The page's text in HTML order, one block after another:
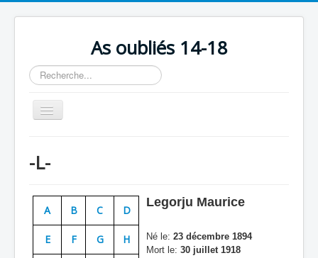
As oubliés 14-18
Rechercher
Basculer
la
Chronologie
Escadrilles
Organisation
Avions
-L-
A B C D
E F G H
Legorju Maurice
Né le: 23 décembre 1894
Mort le: 30 juillet 1918